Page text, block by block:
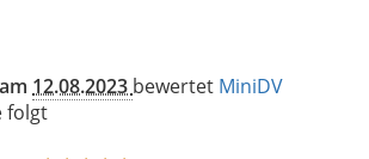
12.08.2023 bewertet MiniDV
folgt